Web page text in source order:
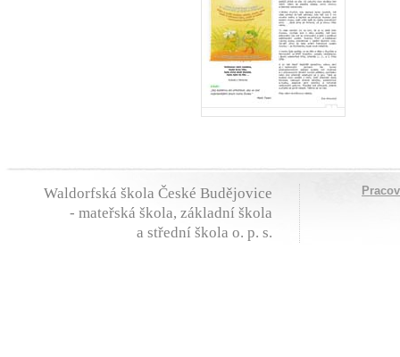
Waldorfská škola České Budějovice
- mateřská škola, základní škola
a střední škola o. p. s.